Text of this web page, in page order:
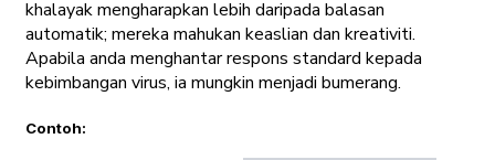
khalayak mengharapkan lebih daripada balasan
automatik; mereka mahukan keaslian dan kreativiti.
Apabila anda menghantar respons standard kepada
kebimbangan virus, ia mungkin menjadi bumerang.
Contoh: